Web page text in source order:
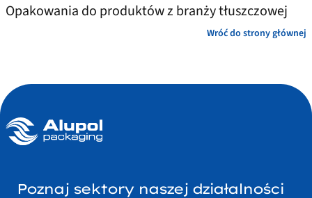
Opakowania do produktów z branży tłuszczowej
Wróć do strony głównej
Poznaj sektory naszej działalności